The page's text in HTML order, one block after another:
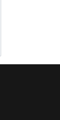
Sant Joan